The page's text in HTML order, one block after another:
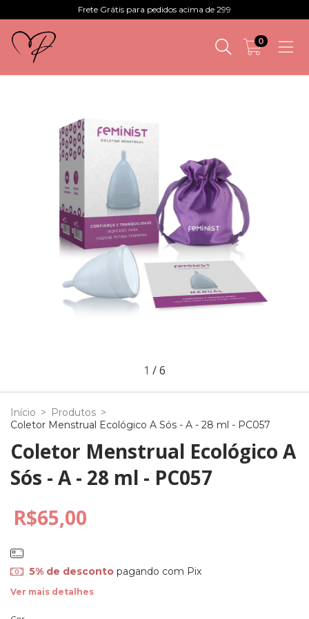
Frete Grátis para pedidos acima de 299
0
1 /6
Início > Produtos >
Coletor Menstrual Ecológico A Sós - A - 28 ml - PC057
Coletor Menstrual Ecológico A
Sós - A - 28 ml - PC057
R$65,00
5% de descontopagando com Pix
Ver mais detalhes